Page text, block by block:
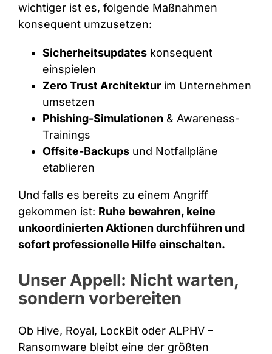
wichtiger ist es, folgende Maßnahmen
konsequent umzusetzen:
Sicherheitsupdateskonsequent
einspielen
Zero Trust Architekturim Unternehmen
umsetzen
Phishing-Simulationen & Awareness-
Trainings
Offsite-Backupsund Notfallpläne
etablieren
Und falls es bereits zu einem Angriff
gekommen ist: Ruhe bewahren, keine
unkoordinierten Aktionen durchführen und
sofort professionelle Hilfe einschalten.
Unser Appell: Nicht warten,
sondern vorbereiten
Ob Hive, Royal, LockBit oder ALPHV –
Ransomware bleibt eine der größten